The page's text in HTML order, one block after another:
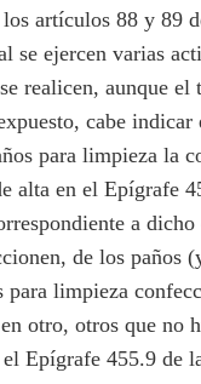
artículos 88 y 89
ejercen varias
realicen, aunque
cabe indicar
para limpieza la
alta en el Epígrafe
a
de los paños
limpieza
otro, otros que no
Epígrafe 455.9 de